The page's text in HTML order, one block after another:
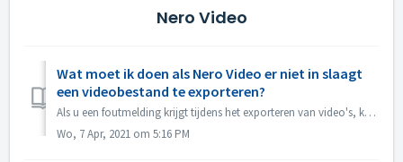
Nero Video
Wat moet ik doen als Nero Video er niet in slaagt
een videobestand te exporteren?
Als u een foutmelding krijgt tijdens het exporteren van video's, kunt u het hieronder proberen 1. Ga naar C:\Users[Huidige gebruiker]\AppData\Roaming[Hu...
Wo, 7 Apr, 2021 om 5:16 PM